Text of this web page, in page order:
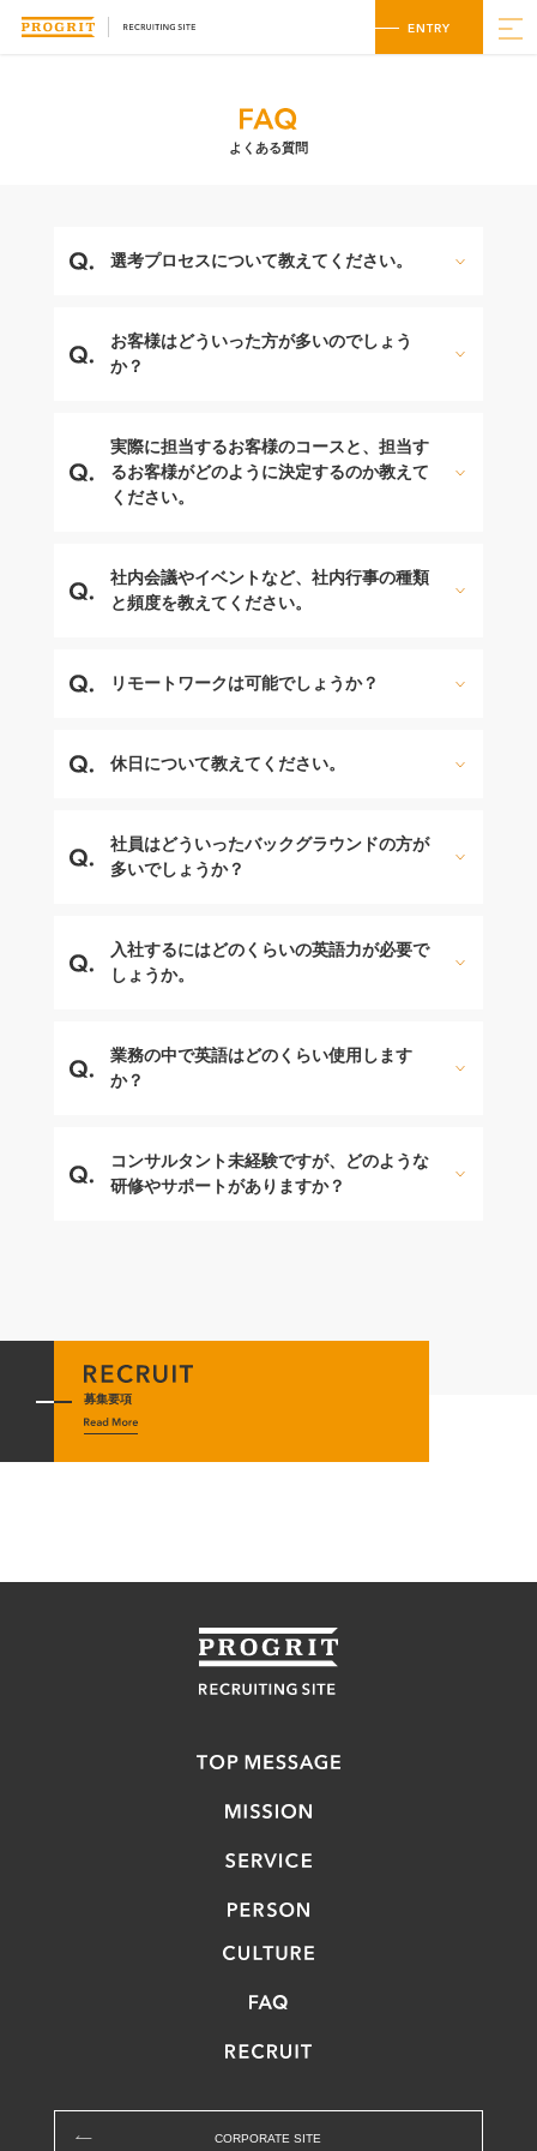
よくある質問
選考プロセスについて教えてください。
お客様はどういった方が多いのでしょう
か？
実際に担当するお客様のコースと、担当す
るお客様がどのように決定するのか教えて
ください。
社内会議やイベントなど、社内行事の種類
と頻度を教えてください。
リモートワークは可能でしょうか？
休日について教えてください。
社員はどういったバックグラウンドの方が
多いでしょうか？
入社するにはどのくらいの英語力が必要で
しょうか。
業務の中で英語はどのくらい使用します
か？
コンサルタント未経験ですが、どのような
研修やサポートがありますか？
募集要項
CORPORATE SITE